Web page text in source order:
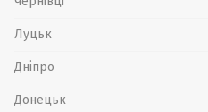
Луцьк
Дніпро
Донецьк